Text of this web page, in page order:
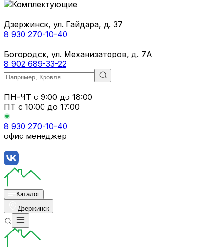
Дзержинск, ул. Гайдара, д. 37
8 930 270-10-40
Богородск, ул. Механизаторов, д. 7А
8 902 689-33-22
ПН-ЧТ с 9:00 до 18:00
ПТ с 10:00 до 17:00
8 930 270-10-40
офис менеджер
Каталог
Дзержинск